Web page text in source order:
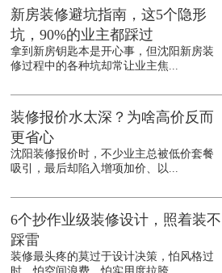
新房装修避坑指南，这5个隐形
坑，90%的业主都踩过
拿到新房钥匙本是开心事，但沈阳新房装
修过程中的各种坑却常让业主焦...
装修报价水太深？为啥高价反而
更省心
沈阳装修报价时，不少业主总被低价套餐
吸引，最后却陷入增项加价、以...
6个抄作业级装修设计，照着装不
踩雷
装修最头疼的莫过于设计决策，怕风格过